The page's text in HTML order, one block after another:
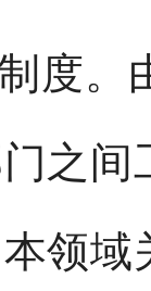
度。
之
领